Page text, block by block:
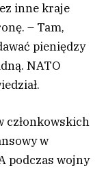
inne kraje
– Tam,
pieniędzy
NATO
członkowskich
w
podczas wojny